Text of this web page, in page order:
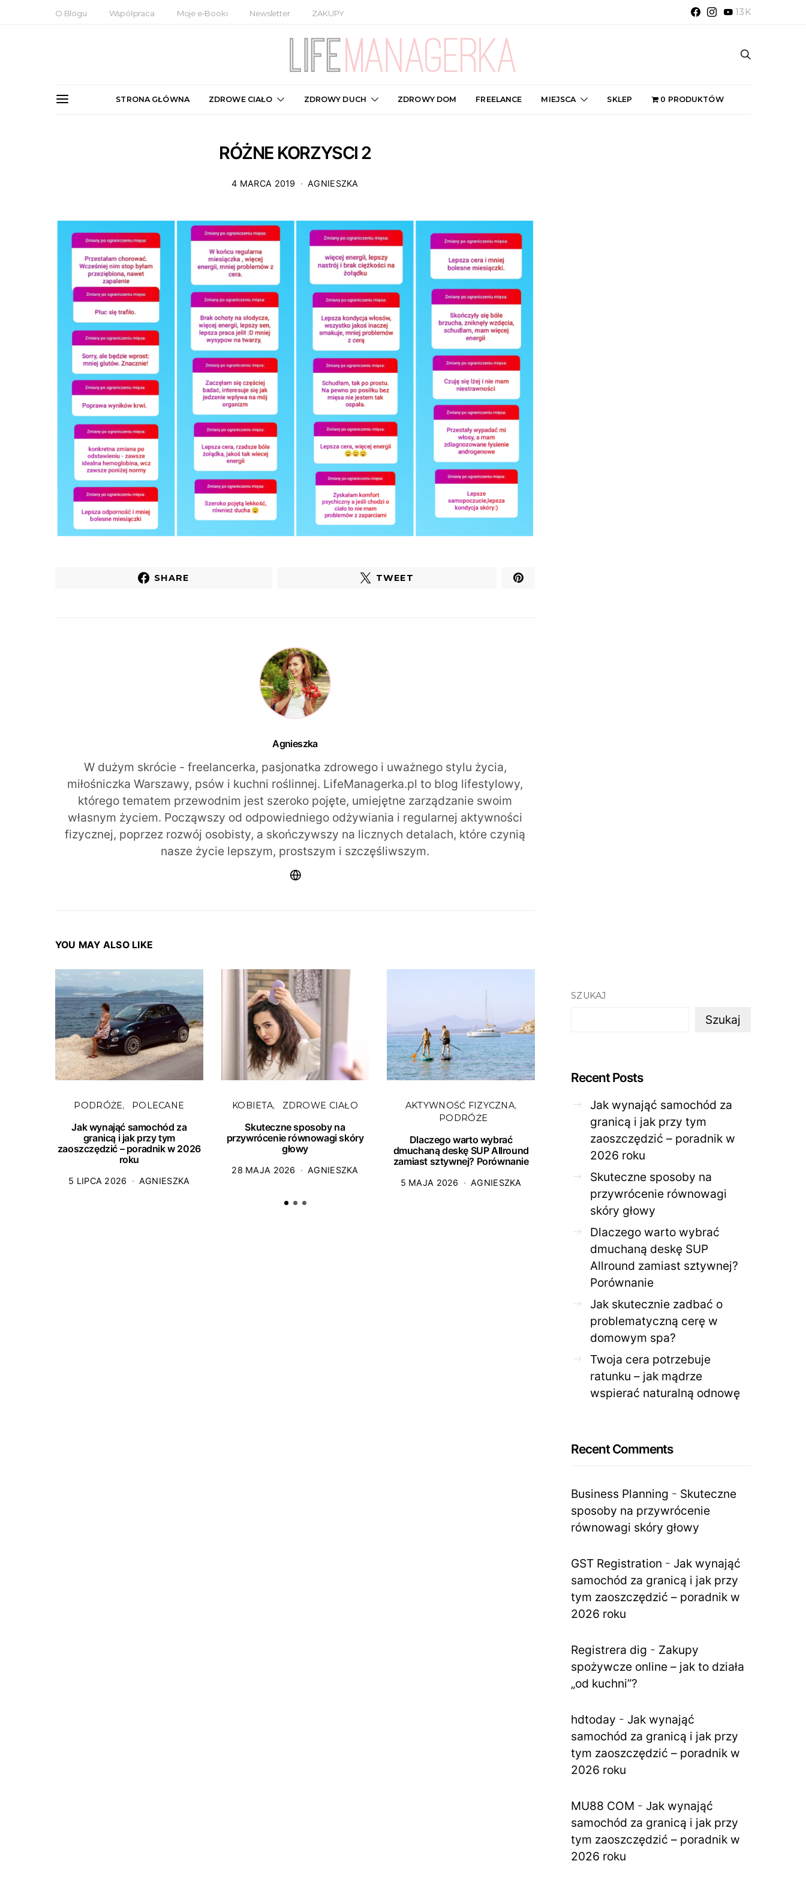
O Blogu Współpraca Moje e-Booki Newsletter ZAKUPY 13K
STRONA GŁÓWNA ZDROWE CIAŁO ZDROWY DUCH ZDROWY DOM FREELANCE MIEJSCA SKLEP 0 PRODUKTÓW
RÓŻNE KORZYSCI 2
4 MARCA 2019 AGNIESZKA
SHARE TWEET
Agnieszka
W dużym skrócie - freelancerka, pasjonatka zdrowego i uważnego stylu życia,
miłośniczka Warszawy, psów i kuchni roślinnej. LifeManagerka.pl to blog lifestylowy,
którego tematem przewodnim jest szeroko pojęte, umiejętne zarządzanie swoim
własnym życiem. Począwszy od odpowiedniego odżywiania i regularnej aktywności
fizycznej, poprzez rozwój osobisty, a skończywszy na licznych detalach, które czynią
nasze życie lepszym, prostszym i szczęśliwszym.
YOU MAY ALSO LIKE
PODRÓŻE POLECANE
Jak wynająć samochód za
granicą i jak przy tym
zaoszczędzić – poradnik w 2026
roku
5 LIPCA 2026 AGNIESZKA
KOBIETA ZDROWE CIAŁO
Skuteczne sposoby na
przywrócenie równowagi skóry
głowy
28 MAJA 2026 AGNIESZKA
AKTYWNOŚĆ FIZYCZNA
PODRÓŻE
Dlaczego warto wybrać
dmuchaną deskę SUP Allround
zamiast sztywnej? Porównanie
5 MAJA 2026 AGNIESZKA
ZDROWE CIAŁO
Jak skutecznie zadbać o
problematyczną cerę w
domowym spa?
28 KWIETNIA 2026
jak mądrze
SZUKAJ
Szukaj
Recent Posts
Jak wynająć samochód za
granicą i jak przy tym
zaoszczędzić – poradnik w
2026 roku
Skuteczne sposoby na
przywrócenie równowagi
skóry głowy
Dlaczego warto wybrać
dmuchaną deskę SUP
Allround zamiast sztywnej?
Porównanie
Jak skutecznie zadbać o
problematyczną cerę w
domowym spa?
Twoja cera potrzebuje
ratunku – jak mądrze
wspierać naturalną odnowę
Recent Comments
Business Planning - Skuteczne
sposoby na przywrócenie
równowagi skóry głowy
GST Registration - Jak wynająć
samochód za granicą i jak przy
tym zaoszczędzić – poradnik w
2026 roku
Registrera dig - Zakupy
spożywcze online – jak to działa
„od kuchni”?
hdtoday - Jak wynająć
samochód za granicą i jak przy
tym zaoszczędzić – poradnik w
2026 roku
MU88 COM - Jak wynająć
samochód za granicą i jak przy
tym zaoszczędzić – poradnik w
2026 roku